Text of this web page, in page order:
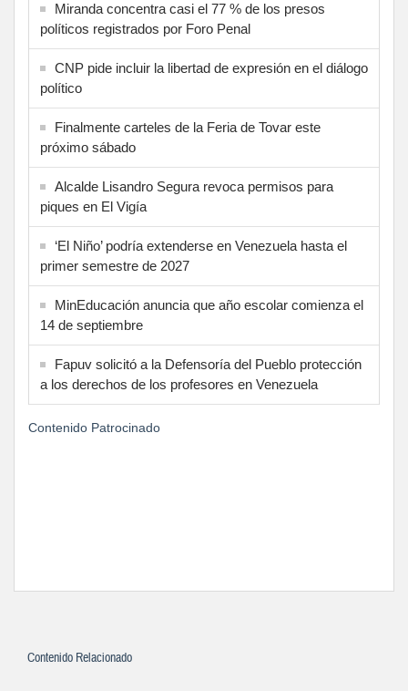
Miranda concentra casi el 77 % de los presos
políticos registrados por Foro Penal
CNP pide incluir la libertad de expresión en el diálogo
político
Finalmente carteles de la Feria de Tovar este
próximo sábado
Alcalde Lisandro Segura revoca permisos para
piques en El Vigía
‘El Niño’ podría extenderse en Venezuela hasta el
primer semestre de 2027
MinEducación anuncia que año escolar comienza el
14 de septiembre
Fapuv solicitó a la Defensoría del Pueblo protección
a los derechos de los profesores en Venezuela
Contenido Patrocinado
Contenido Relacionado